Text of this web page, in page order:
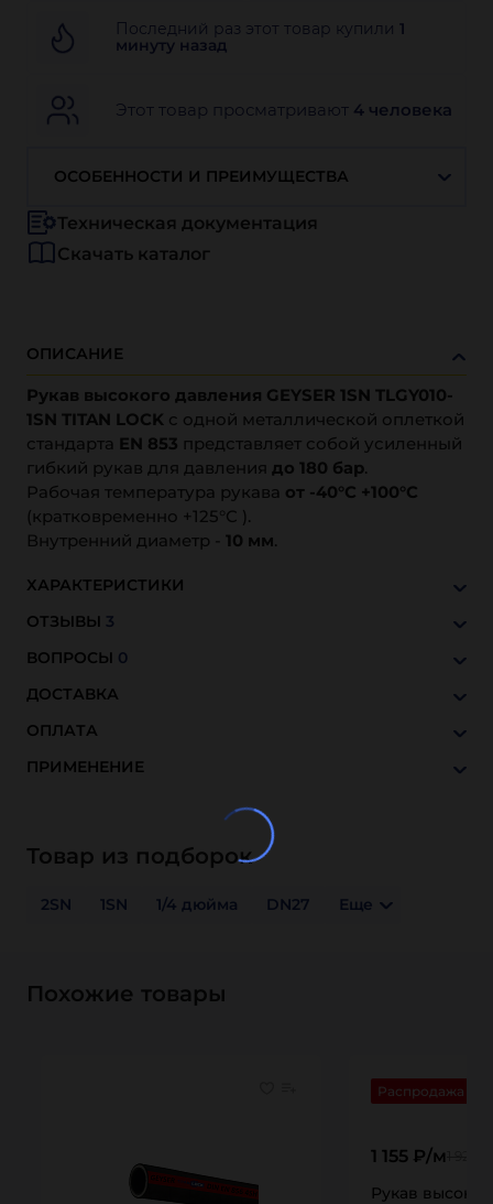
Последний раз этот товар купили 1
минуту назад
Этот товар просматривают 4 человека
ОСОБЕННОСТИ И ПРЕИМУЩЕСТВА
Техническая документация
Скачать каталог
ОПИСАНИЕ
Рукав высокого давления GEYSER 1SN TLGY010-
1SN TITAN LOCK с одной металлической оплеткой
стандарта EN 853 представляет собой усиленный
гибкий рукав для давления до 180 бар.
Рабочая температура рукава от -40°С +100°С
(кратковременно +125°С ).
Внутренний диаметр - 10 мм.
ХАРАКТЕРИСТИКИ
ОТЗЫВЫ 3
ВОПРОСЫ 0
ДОСТАВКА
ОПЛАТА
ПРИМЕНЕНИЕ
Товар из подборок
2SN 1SN 1/4 дюйма DN27 Еще
Похожие товары
Распродажа
1 155 ₽/м
Рукав